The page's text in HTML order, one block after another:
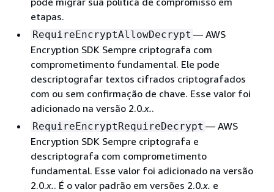
etapas.
RequireEncryptAllowDecrypt — AWS
Encryption SDK Sempre criptografa com
comprometimento fundamental. Ele pode
descriptografar textos cifrados criptografados
com ou sem confirmação de chave. Esse valor foi
adicionado na versão 2.0.x..
RequireEncryptRequireDecrypt — AWS
Encryption SDK Sempre criptografa e
descriptografa com comprometimento
fundamental. Esse valor foi adicionado na versão
2.0.x.. É o valor padrão em versões 2.0.x. e